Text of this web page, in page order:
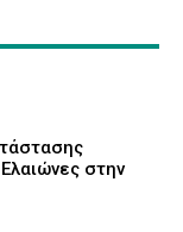
στην